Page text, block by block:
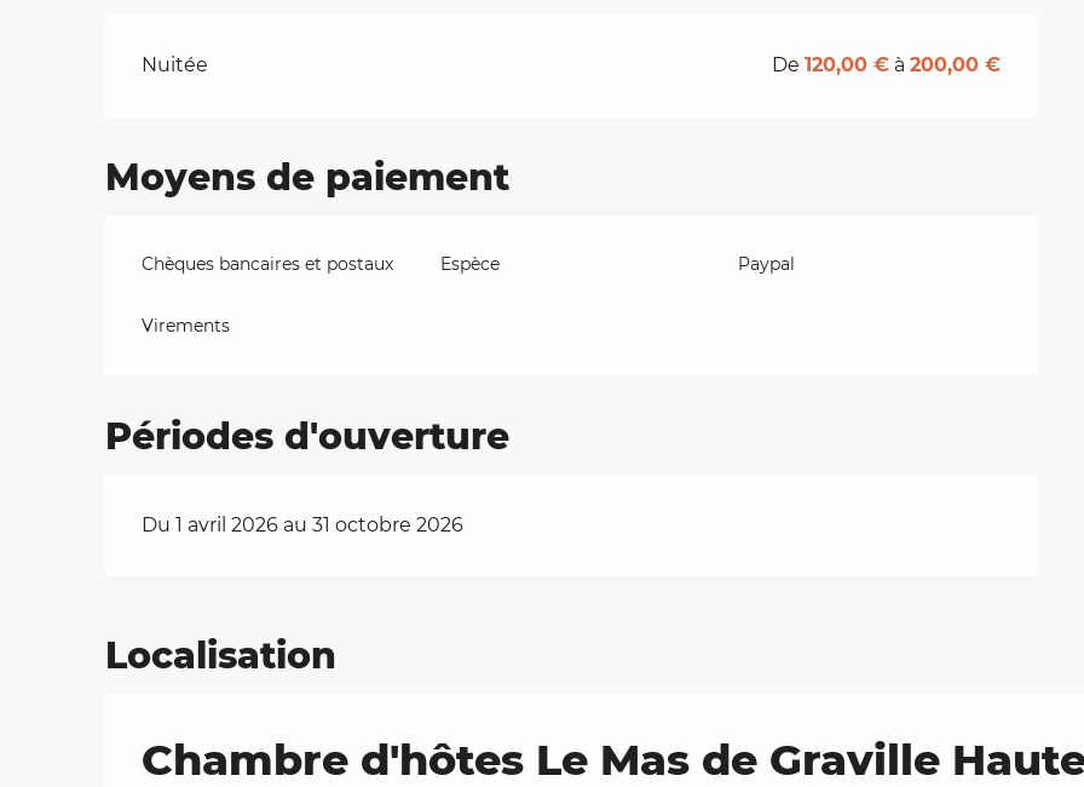
Tarifs 2026
Nuitée De120,00 € à200,00 €
Moyens de paiement
Chèques bancaires et postaux Espèce Paypal
Virements
Périodes d'ouverture
Du 1 avril 2026 au 31 octobre 2026
Localisation
Chambre d'hôtes Le Mas de Graville